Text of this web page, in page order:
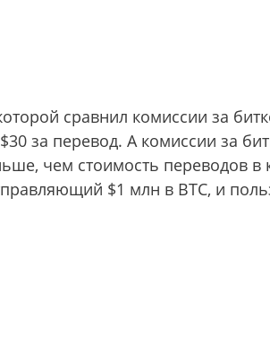
сравнил комиссии за
за перевод. А комиссии за
чем стоимость переводов
$1 млн в BTC, и